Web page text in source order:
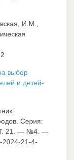
И.М.,
выбор
и детей-
Серия:
Т. 21. — №4. —
2024-21-4-